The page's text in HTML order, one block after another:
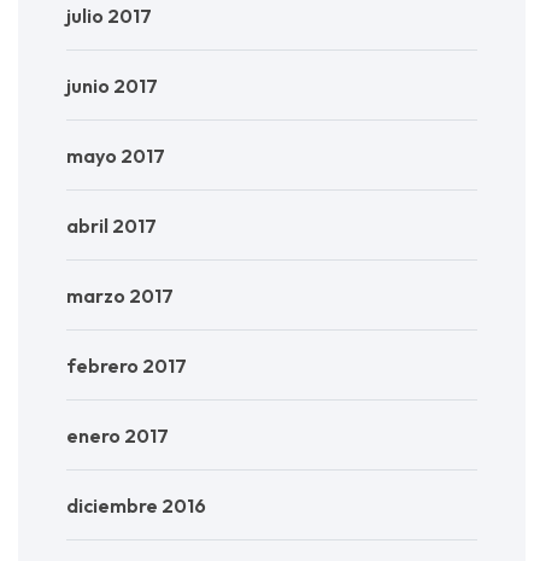
julio 2017
junio 2017
mayo 2017
abril 2017
marzo 2017
febrero 2017
enero 2017
diciembre 2016